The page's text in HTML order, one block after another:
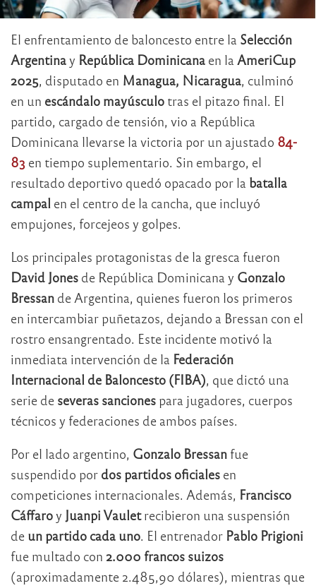
El enfrentamiento de baloncesto entre la Selección
Argentinay República Dominicana en la AmeriCup
2025, disputado en Managua, Nicaragua, culminó
en un escándalo mayúsculo tras el pitazo final. El
partido, cargado de tensión, vio a República
Dominicana llevarse la victoria por un ajustado 84-
83 en tiempo suplementario. Sin embargo, el
resultado deportivo quedó opacado por la batalla
campal en el centro de la cancha, que incluyó
empujones, forcejeos y golpes.
Los principales protagonistas de la gresca fueron
David Jones de República Dominicana y Gonzalo
Bressan de Argentina, quienes fueron los primeros
en intercambiar puñetazos, dejando a Bressan con el
rostro ensangrentado. Este incidente motivó la
inmediata intervención de la Federación
Internacional de Baloncesto (FIBA), que dictó una
serie de severas sanciones para jugadores, cuerpos
técnicos y federaciones de ambos países.
Por el lado argentino, Gonzalo Bressan fue
suspendido por dos partidos oficiales en
competiciones internacionales. Además, Francisco
Cáffaroy Juanpi Vauletrecibieron una suspensión
de un partido cada uno. El entrenador Pablo Prigioni
fue multado con 2.000 francos suizos
(aproximadamente 2.485,90 dólares), mientras que